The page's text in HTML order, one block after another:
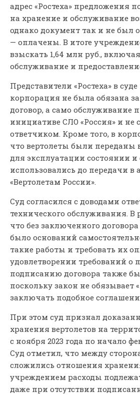
адрес «Ростеха» предложения
на хранение и обслуживание
однако документ так и не был
— оплачены. В итоге
взыскать 1,64 млн руб.,
обслуживание и
Представители «Ростеха» в
корпорация не была обязана
договор, а само обслуживание
инициативе СЛО «Россия» и не
ответчиком. Кроме того, в
что вертолеты были переданы
для эксплуатации состоянии
использовались до передачи в
«Вертолетам России».
Суд согласился с доводами
технического обслуживания. В
что без заключенного
было оснований
такие работы и требовать их
удовлетворении требований о
подписанию договора также
поскольку закон не обязывает
заключать подобное
При этом суд признал
хранения вертолетов на
с ноября 2023 года по начало
Суд отметил, что между
сложились отношения
учреждением расходы
даже при отсутствии